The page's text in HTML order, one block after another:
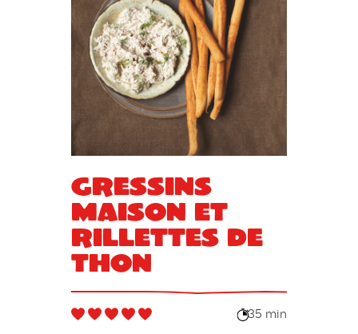
Gressins
maison et
rillettes de
thon
35 min